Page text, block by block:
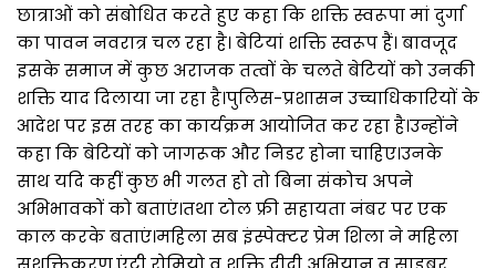
छात्राओं को संबोधित करते हुए कहा कि शक्ति स्वरूपा मां दुर्गा
का पावन नवरात्र चल रहा है। बेटियां शक्ति स्वरूप हैं। बावजूद
इसके समाज में कुछ अराजक तत्वों के चलते बेटियों को उनकी
शक्ति याद दिलाया जा रहा है।पुलिस-प्रशासन उच्चाधिकारियों के
आदेश पर इस तरह का कार्यक्रम आयोजित कर रहा है।उन्होंने
कहा कि बेटियों को जागरूक और निडर होना चाहिए।उनके
साथ यदि कहीं कुछ भी गलत हो तो बिना संकोच अपने
अभिभावकों को बताएं।तथा टोल फ्री सहायता नंबर पर एक
काल करके बताएं।महिला सब इंस्पेक्टर प्रेम शिला ने महिला